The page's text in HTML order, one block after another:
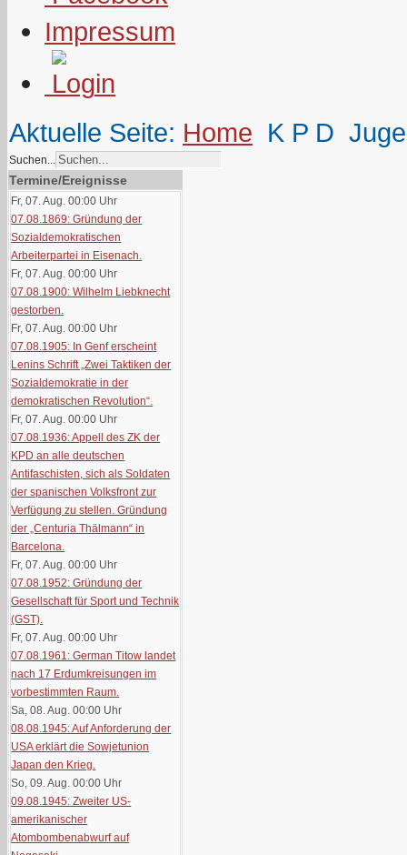
Impressum
Aktuelle Seite: Home K P D
Suchen...
Termine/Ereignisse
Fr, 07. Aug. 00:00 Uhr
07.08.1869: Gründung der
Sozialdemokratischen
Arbeiterpartei in Eisenach.
Fr, 07. Aug. 00:00 Uhr
07.08.1900: Wilhelm Liebknecht
gestorben.
Fr, 07. Aug. 00:00 Uhr
07.08.1905: In Genf erscheint
Lenins Schrift „Zwei Taktiken der
Sozialdemokratie in der
demokratischen Revolution“.
Fr, 07. Aug. 00:00 Uhr
07.08.1936: Appell des ZK der
KPD an alle deutschen
Antifaschisten, sich als Soldaten
der spanischen Volksfront zur
Verfügung zu stellen. Gründung
der „Centuria Thälmann“ in
Barcelona.
Fr, 07. Aug. 00:00 Uhr
07.08.1952: Gründung der
Gesellschaft für Sport und Technik
(GST).
Fr, 07. Aug. 00:00 Uhr
07.08.1961: German Titow landet
nach 17 Erdumkreisungen im
vorbestimmten Raum.
Sa, 08. Aug. 00:00 Uhr
08.08.1945: Auf Anforderung der
USA erklärt die Sowjetunion
Japan den Krieg.
So, 09. Aug. 00:00 Uhr
09.08.1945: Zweiter US-
amerikanischer
Atombombenabwurf auf